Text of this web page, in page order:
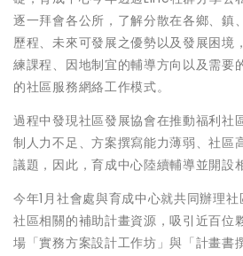
逐一拜會各公所，了解分散在各鄉、鎮
歷程、未來可發展之優勢以及發展困境
練課程、因地制宜的輔導方向以及需要
的社區服務網絡工作模式。
過程中發現社區發展協會在推動福利社
制人力不足、方案撰寫能力薄弱、社區
議題，因此，育成中心陸續輔導並開設
今年1月社會處與育成中心就共同辦理
社區相關的補助計畫資源，吸引近百位
場「實務方案設計工作坊」與「計畫書